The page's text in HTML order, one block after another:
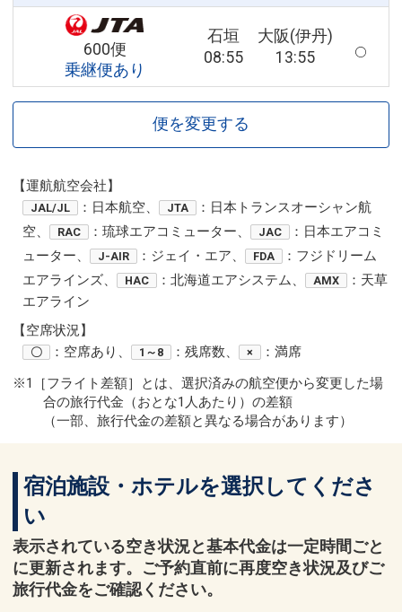
600便
乗継便あり
石垣
08:55
大阪(伊丹)
13:55
便を変更する
【運航航空会社】
JAL/JL ：日本航空、 JTA
：日本トランスオーシャン航
空、
RAC ：琉球エアコミューター、 JAC
：日本エアコミ
ューター、
J-AIR ：ジェイ・エア、 FDA
：フジドリーム
エアラインズ、
HAC ：北海道エアシステム、 AMX
：天草
エアライン
【空席状況】
〇 ：空席あり、 1～8 ：残席数、 ×
：満席
※1［フライト差額］とは、選択済みの航空便から変更した場
合の旅行代金（おとな1人あたり）の差額
（一部、旅行代金の差額と異なる場合があります）
宿泊施設・ホテルを選択してくださ
い
表示されている空き状況と基本代金は一定時間ごと
に更新されます。ご予約直前に再度空き状況及びご
旅行代金をご確認ください。